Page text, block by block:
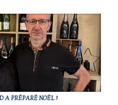
A PRÉPARÉ NOËL !